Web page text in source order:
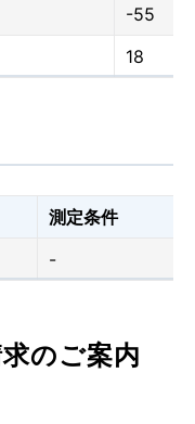
-55
18
測定条件
-
のご案内